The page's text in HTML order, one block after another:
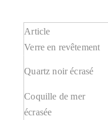
Article
Verre en revêtement
Quartz noir écrasé
Coquille de mer
écrasée